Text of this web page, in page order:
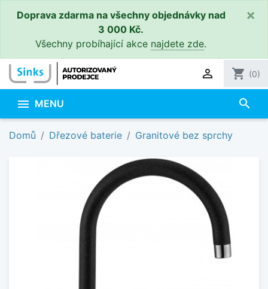
Doprava zdarma na všechny objednávky nad
3 000 Kč.
Všechny probíhající akce najdete zde.
×
 shopping_cart (0)
 MENU search
Domů Dřezové baterie Granitové bez sprchy